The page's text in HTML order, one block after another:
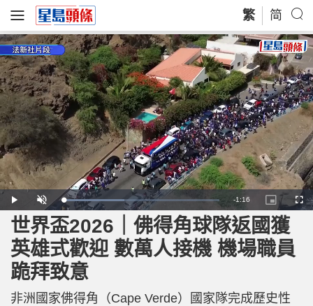
繁 简
P
l
a
y
U
n
m
u
e
L
o
d
e
:
3
9
R
e
m
n
-1:16
P
i
c
t
u
r
e
-
i
c
t
F
u
世界盃2026｜佛得角球隊返國獲
英雄式歡迎 數萬人接機 機場職員
跪拜致意
非洲國家佛得角（Cape Verde）國家隊完成歷史性